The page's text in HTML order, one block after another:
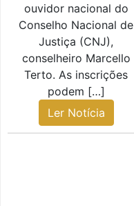
ouvidor nacional do
Conselho Nacional de
Justiça (CNJ),
conselheiro Marcello
Terto. As inscrições
podem […]
Ler Notícia